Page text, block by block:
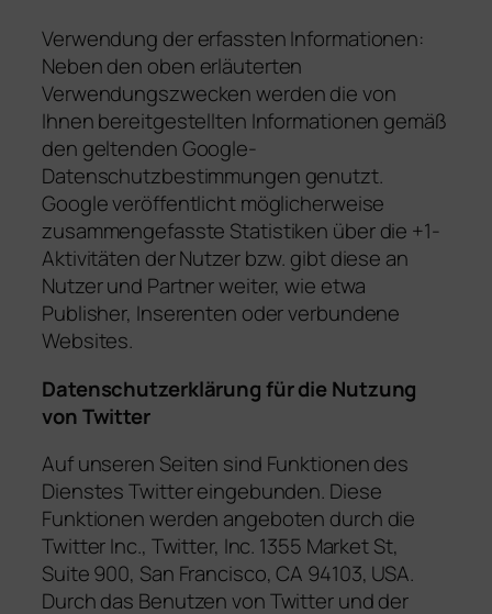
Verwendung der erfassten Informationen:
Neben den oben erläuterten
Verwendungszwecken werden die von
Ihnen bereitgestellten Informationen gemäß
den geltenden Google-
Datenschutzbestimmungen genutzt.
Google veröffentlicht möglicherweise
zusammengefasste Statistiken über die +1-
Aktivitäten der Nutzer bzw. gibt diese an
Nutzer und Partner weiter, wie etwa
Publisher, Inserenten oder verbundene
Websites.
Datenschutzerklärung für die Nutzung
von Twitter
Auf unseren Seiten sind Funktionen des
Dienstes Twitter eingebunden. Diese
Funktionen werden angeboten durch die
Twitter Inc., Twitter, Inc. 1355 Market St,
Suite 900, San Francisco, CA 94103, USA.
Durch das Benutzen von Twitter und der